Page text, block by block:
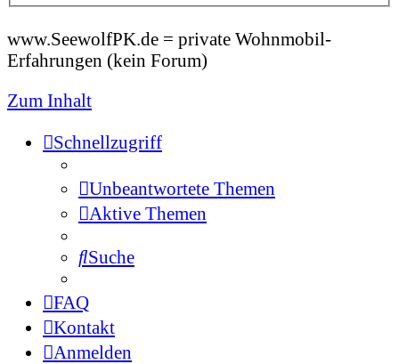
www.SeewolfPK.de = private Wohnmobil-
Erfahrungen (kein Forum)
Zum Inhalt
Schnellzugriff
Unbeantwortete Themen
Aktive Themen
Suche
FAQ
Kontakt
Anmelden